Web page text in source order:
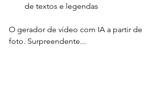
de textos e legendas
O gerador de vídeo com IA a partir de
foto. Surpreendente...